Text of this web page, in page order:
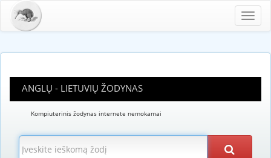
ANGLŲ - LIETUVIŲ ŽODYNAS
Kompiuterinis žodynas internete nemokamai